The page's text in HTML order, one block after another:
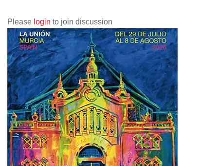
Please login to join discussion